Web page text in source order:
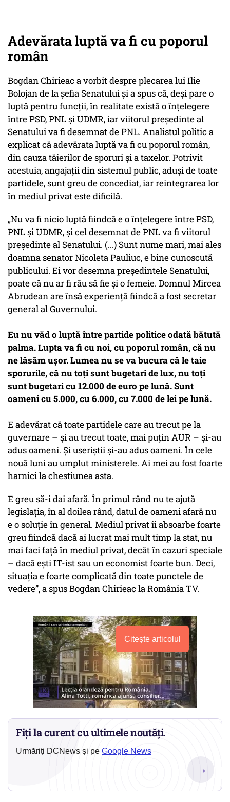
Adevărata luptă va fi cu poporul
român
Bogdan Chirieac a vorbit despre plecarea lui Ilie
Bolojan de la șefia Senatului și a spus că, deși pare o
luptă pentru funcții, în realitate există o înțelegere
între PSD, PNL și UDMR, iar viitorul președinte al
Senatului va fi desemnat de PNL. Analistul politic a
explicat că adevărata luptă va fi cu poporul român,
din cauza tăierilor de sporuri și a taxelor. Potrivit
acestuia, angajații din sistemul public, aduși de toate
partidele, sunt greu de concediat, iar reintegrarea lor
în mediul privat este dificilă.
„Nu va fi nicio luptă fiindcă e o înțelegere între PSD,
PNL și UDMR, și cel desemnat de PNL va fi viitorul
președinte al Senatului. (...) Sunt nume mari, mai ales
doamna senator Nicoleta Pauliuc, e bine cunoscută
publicului. Ei vor desemna președintele Senatului,
poate că nu ar fi rău să fie și o femeie. Domnul Mircea
Abrudean are însă experiență fiindcă a fost secretar
general al Guvernului.
Eu nu văd o luptă între partide politice odată bătută
palma. Lupta va fi cu noi, cu poporul român, că nu
ne lăsăm ușor. Lumea nu se va bucura că le taie
sporurile, că nu toți sunt bugetari de lux, nu toți
sunt bugetari cu 12.000 de euro pe lună. Sunt
oameni cu 5.000, cu 6.000, cu 7.000 de lei pe lună.
E adevărat că toate partidele care au trecut pe la
guvernare – și au trecut toate, mai puțin AUR – și-au
adus oameni. Și useriștii și-au adus oameni. În cele
nouă luni au umplut ministerele. Ai meiau fost foarte
harnici la chestiunea asta.
E greu să-i dai afară. În primul rând nu te ajută
legislația, în al doilea rând, datul de oameni afară nu
e o soluție în general. Mediul privat îi absoarbe foarte
greu fiindcă dacă ai lucrat mai mult timp la stat, nu
mai faci față în mediul privat, decât în cazuri speciale
– dacă ești IT-ist sau un economist foarte bun. Deci,
situația e foarte complicată din toate punctele de
vedere”, a spus Bogdan Chirieac la România TV.
Citește articolul
Fiți la curent cu ultimele noutăți.
Urmăriți DCNews și pe Google News
→